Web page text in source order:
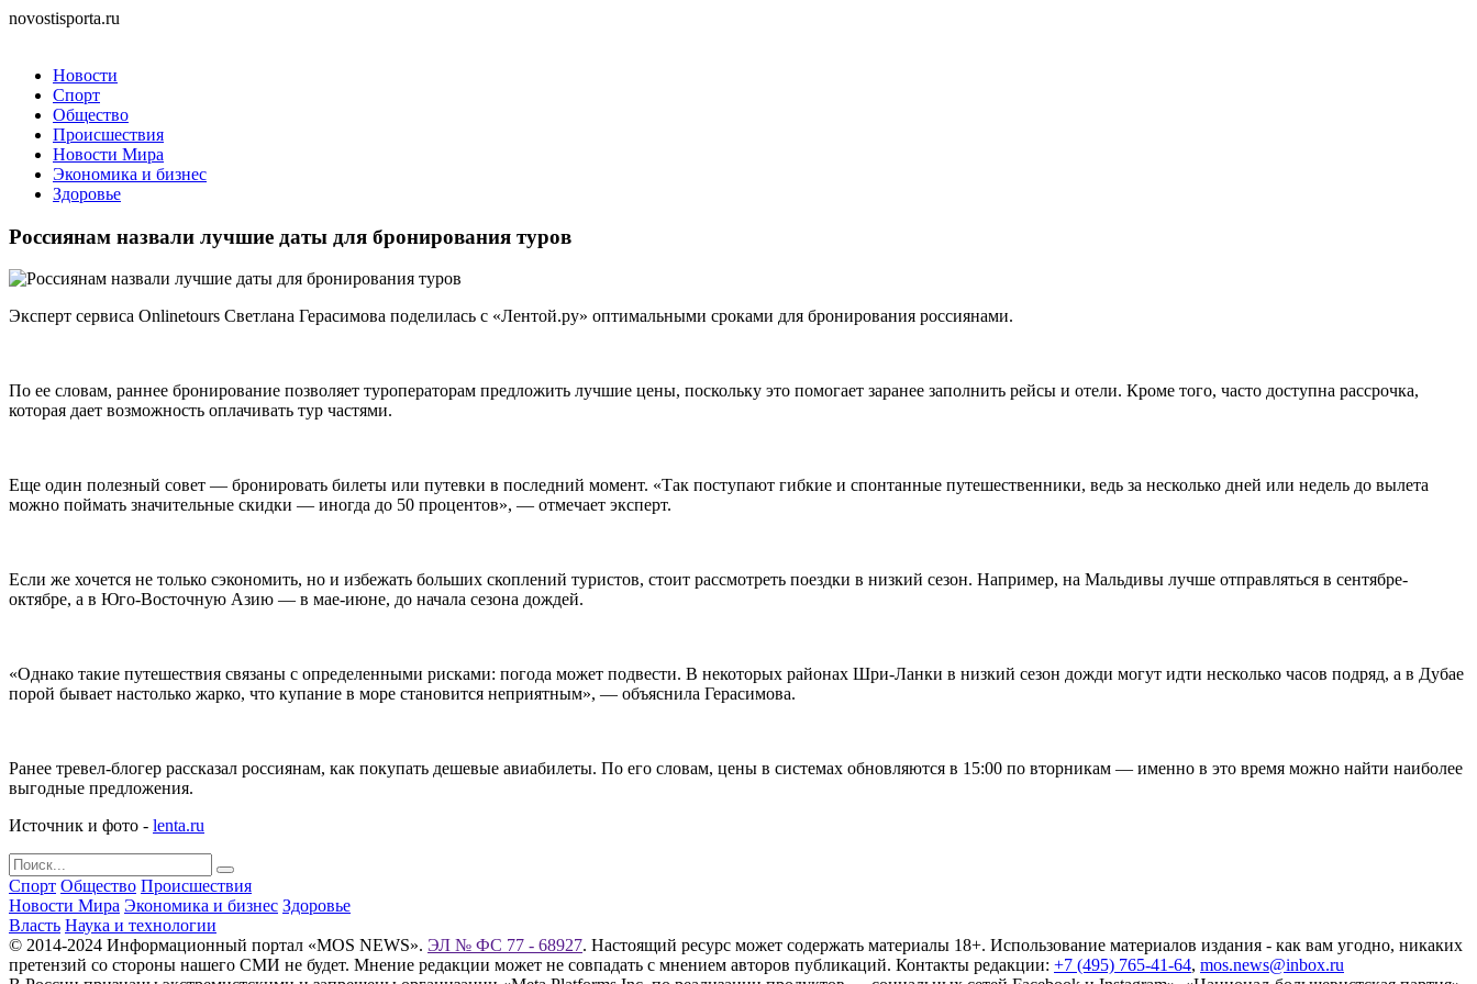
novostisporta.ru
Новости
Спорт
Общество
Происшествия
Новости Мира
Экономика и бизнес
Здоровье
Россиянам назвали лучшие даты для бронирования туров
Эксперт сервиса Onlinetours Светлана Герасимова поделилась с «Лентой.ру» оптимальными сроками для бронирования россиянами.
По ее словам, раннее бронирование позволяет туроператорам предложить лучшие цены, поскольку это помогает заранее заполнить рейсы и отели. Кроме того, часто доступна рассрочка,
которая дает возможность оплачивать тур частями.
Еще один полезный совет — бронировать билеты или путевки в последний момент. «Так поступают гибкие и спонтанные путешественники, ведь за несколько дней или недель до вылета
можно поймать значительные скидки — иногда до 50 процентов», — отмечает эксперт.
Если же хочется не только сэкономить, но и избежать больших скоплений туристов, стоит рассмотреть поездки в низкий сезон. Например, на Мальдивы лучше отправляться в сентябре-
октябре, а в Юго-Восточную Азию — в мае-июне, до начала сезона дождей.
«Однако такие путешествия связаны с определенными рисками: погода может подвести. В некоторых районах Шри-Ланки в низкий сезон дожди могут идти несколько часов подряд, а в Дубае
порой бывает настолько жарко, что купание в море становится неприятным», — объяснила Герасимова.
Ранее тревел-блогер рассказал россиянам, как покупать дешевые авиабилеты. По его словам, цены в системах обновляются в 15:00 по вторникам — именно в это время можно найти наиболее
выгодные предложения.
Источник и фото - lenta.ru
Спорт Общество Происшествия
Новости Мира Экономика и бизнес Здоровье
Власть Наука и технологии
© 2014-2024 Информационный портал «MOS NEWS». ЭЛ № ФС 77 - 68927. Настоящий ресурс может содержать материалы 18+. Использование материалов издания - как вам угодно, никаких
претензий со стороны нашего СМИ не будет. Мнение редакции может не совпадать с мнением авторов публикаций. Контакты редакции: +7 (495) 765-41-64, mos.news@inbox.ru